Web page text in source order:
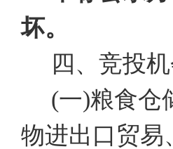
坏。
四、竞投
(一)粮食仓
物进出口贸易